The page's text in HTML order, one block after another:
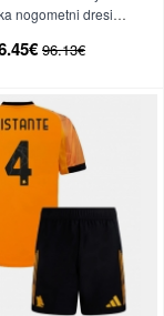
nogometni dresi
96.13€